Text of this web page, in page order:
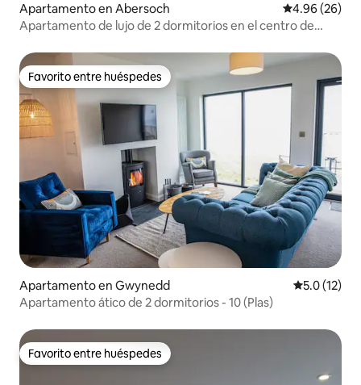
Apartamento en Abersoch Calificación
4.96 (26)
Apartamento de lujo de 2 dormitorios en el centro de
Favorito entre huéspedes
Favorito entre huéspedes
Apartamento en Gwynedd Calificación
5.0 (12)
Apartamento ático de 2 dormitorios - 10 (Plas)
Favorito entre huéspedes
Favorito entre huéspedes